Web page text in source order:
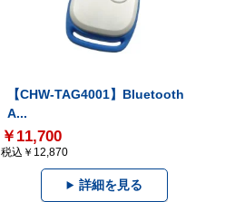
【CHW-TAG4001】Bluetooth
A...
￥11,700
税込￥12,870
詳細を見る